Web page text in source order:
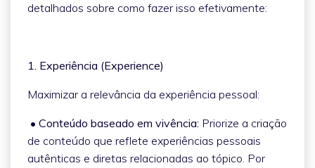
detalhados sobre como fazer isso efetivamente:
1. Experiência (Experience)
Maximizar a relevância da experiência pessoal:
• Conteúdo baseado em vivência: Priorize a criação
de conteúdo que reflete experiências pessoais
autênticas e diretas relacionadas ao tópico. Por